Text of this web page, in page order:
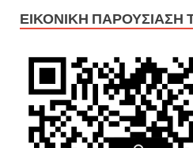
ΕΙΚΟΝΙΚΉ ΠΑΡΟΥΣΊΑΣΗ